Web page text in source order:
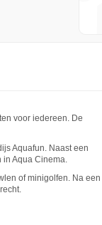
voor iedereen. De
Aquafun. Naast een
in Aqua Cinema.
of minigolfen. Na een